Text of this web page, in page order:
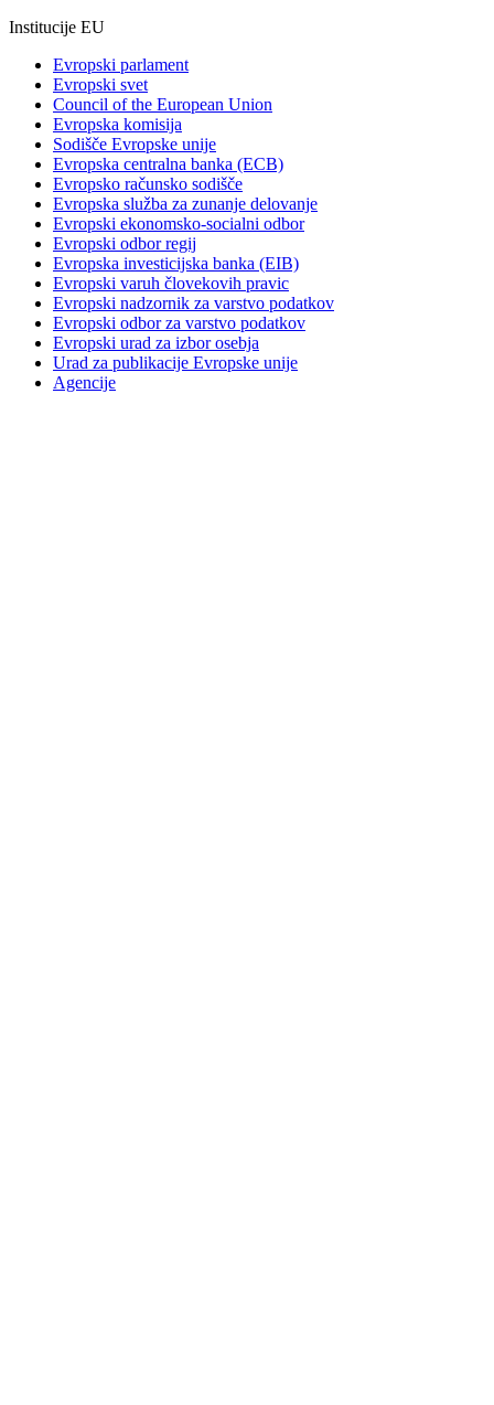
Institucije EU
Evropski parlament
Evropski svet
Council of the European Union
Evropska komisija
Sodišče Evropske unije
Evropska centralna banka (ECB)
Evropsko računsko sodišče
Evropska služba za zunanje delovanje
Evropski ekonomsko-socialni odbor
Evropski odbor regij
Evropska investicijska banka (EIB)
Evropski varuh človekovih pravic
Evropski nadzornik za varstvo podatkov
Evropski odbor za varstvo podatkov
Evropski urad za izbor osebja
Urad za publikacije Evropske unije
Agencije